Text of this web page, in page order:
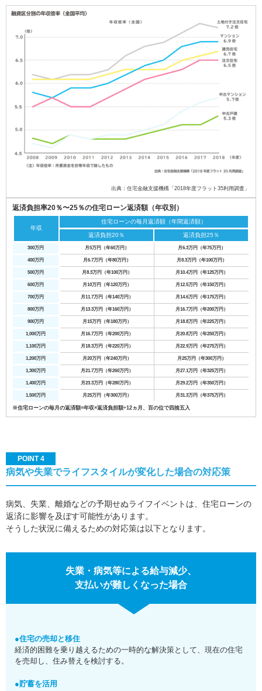
出典：住宅金融支援機構「2018年度フラット35利用調査」
返済負担率20％〜25％の住宅ローン返済額（年収別）
年収
住宅ローンの毎月返済額（年間返済額）
返済負担20％ 返済負担25％
300万円 月5万円（年60万円） 月6.3万円（年75万円）
400万円 月6.7万円（年80万円） 月8.3万円（年100万円）
500万円 月8.3万円（年100万円） 月10.4万円（年125万円）
600万円 月10万円（年120万円） 月12.5万円（年150万円）
700万円 月11.7万円（年140万円） 月14.6万円（年175万円）
800万円 月13.3万円（年160万円） 月16.7万円（年200万円）
900万円 月15万円（年180万円） 月18.8万円（年225万円）
1,000万円 月16.7万円（年200万円） 月20.8万円（年250万円）
1,100万円 月18.3万円（年220万円） 月22.9万円（年275万円）
1,200万円 月20万円（年240万円） 月25万円（年300万円）
1,300万円 月21.7万円（年260万円） 月27.1万円（年325万円）
1,400万円 月23.3万円（年280万円） 月29.2万円（年350万円）
1,500万円 月25万円（年300万円） 月31.3万円（年375万円）
※住宅ローンの毎月の返済額=年収×返済負担額÷12ヵ月、百の位で四捨五入
POINT 4
病気や失業でライフスタイルが変化した場合の対応策
病気、失業、離婚などの予期せぬライフイベントは、住宅ローンの
返済に影響を及ぼす可能性があります。
そうした状況に備えるための対応策は以下となります。
失業・病気等による給与減少、
支払いが難しくなった場合
●住宅の売却と移住
経済的困難を乗り越えるための一時的な解決策として、現在の住宅
を売却し、住み替えを検討する。
●貯蓄を活用